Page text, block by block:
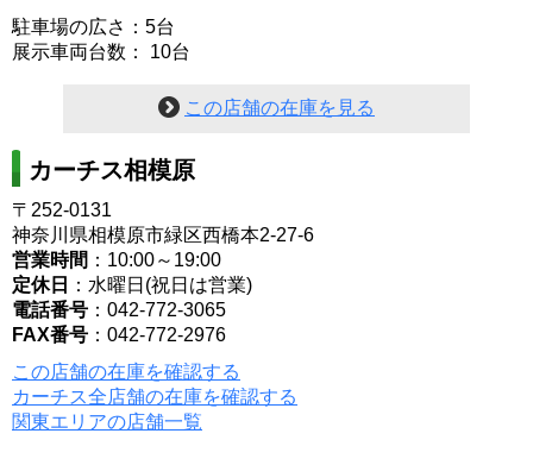
駐車場の広さ：5台
展示車両台数： 10台
この店舗の在庫を見る
カーチス相模原
〒252-0131
神奈川県相模原市緑区西橋本2-27-6
営業時間 ：10:00～19:00
定休日
：水曜日(祝日は営業)
電話番号 ：042-772-3065
FAX番号 ：042-772-2976
この店舗の在庫を確認する
カーチス全店舗の在庫を確認する
関東エリアの店舗一覧